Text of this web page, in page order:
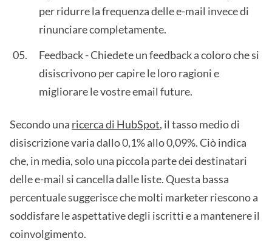
per ridurre la frequenza delle e-mail invece di
rinunciare completamente.
Feedback - Chiedete un feedback a coloro che si
disiscrivono per capire le loro ragioni e
migliorare le vostre email future.
Secondo una ricerca di HubSpot, il tasso medio di
disiscrizione varia dallo 0,1% allo 0,09%. Ciò indica
che, in media, solo una piccola parte dei destinatari
delle e-mail si cancella dalle liste. Questa bassa
percentuale suggerisce che molti marketer riescono a
soddisfare le aspettative degli iscritti e a mantenere il
coinvolgimento.